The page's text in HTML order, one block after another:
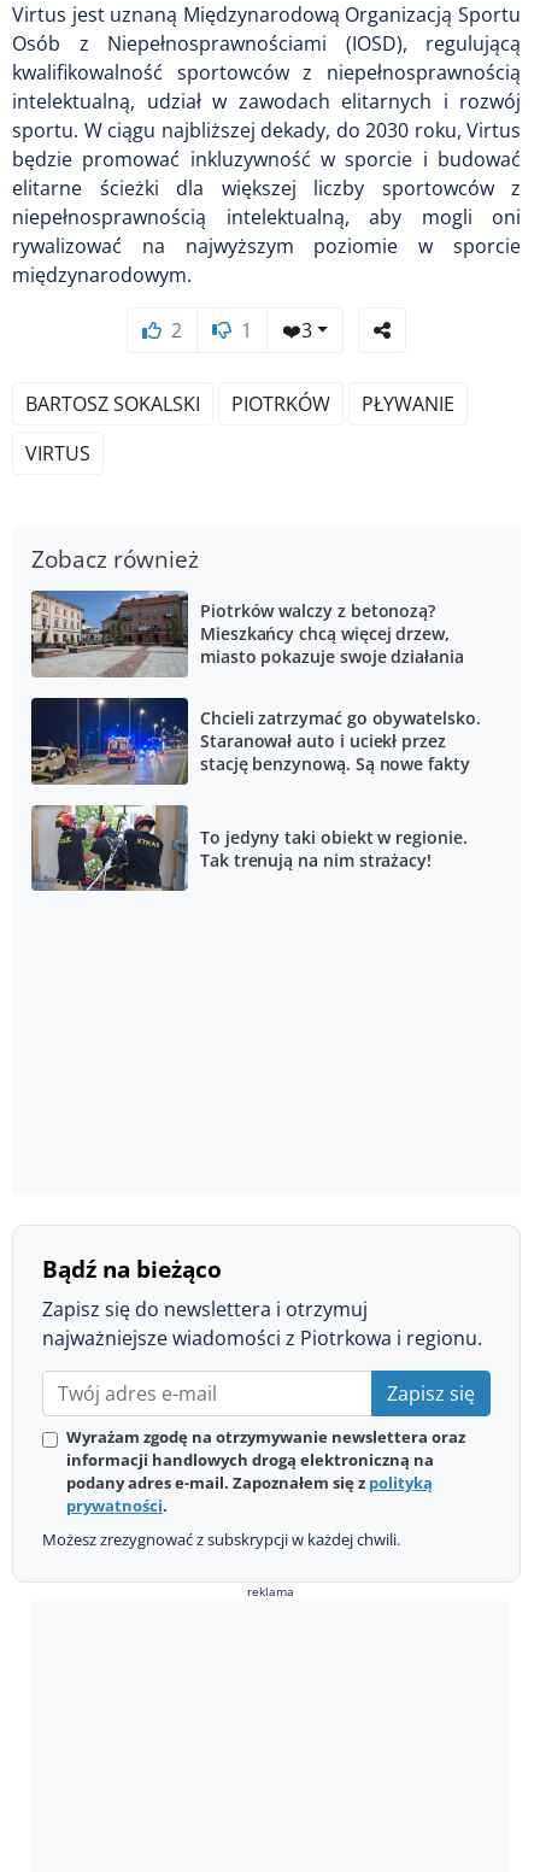
Virtus jest uznaną Międzynarodową Organizacją Sportu
Osób z Niepełnosprawnościami (IOSD), regulującą
kwalifikowalność sportowców z niepełnosprawnością
intelektualną, udział w zawodach elitarnych i rozwój
sportu. W ciągu najbliższej dekady, do 2030 roku, Virtus
będzie promować inkluzywność w sporcie i budować
elitarne ścieżki dla większej liczby sportowców z
niepełnosprawnością intelektualną, aby mogli oni
rywalizować na najwyższym poziomie w sporcie
międzynarodowym.
2 1 ❤️3
BARTOSZ SOKALSKI PIOTRKÓW
PŁYWANIE
VIRTUS
Zobacz również
Piotrków walczy z betonozą?
Mieszkańcy chcą więcej drzew,
miasto pokazuje swoje działania
Chcieli zatrzymać go obywatelsko.
Staranował auto i uciekł przez
stację benzynową. Są nowe fakty
To jedyny taki obiekt w regionie.
Tak trenują na nim strażacy!
Bądź na bieżąco
Zapisz się do newslettera i otrzymuj
najważniejsze wiadomości z Piotrkowa i regionu.
Zapisz się
Wyrażam zgodę na otrzymywanie newslettera oraz
informacji handlowych drogą elektroniczną na
podany adres e-mail. Zapoznałem się z polityką
prywatności.
Możesz zrezygnować z subskrypcji w każdej chwili.
reklama